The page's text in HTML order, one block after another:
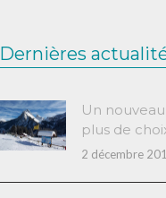
Dernières
Un
plus de
2 décembre